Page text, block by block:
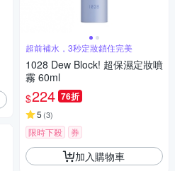
超前補水，3秒定妝鎖住完美
1028 Dew Block! 超保濕定妝噴
霧 60ml
$224 76折
5 (3)
限時下殺 券
加入購物車